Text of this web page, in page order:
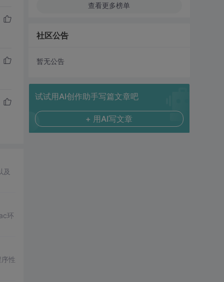
及
环
性
查看更多榜单
社区公告
暂无公告
试试用AI创作助手写篇文章吧
+ 用AI写文章